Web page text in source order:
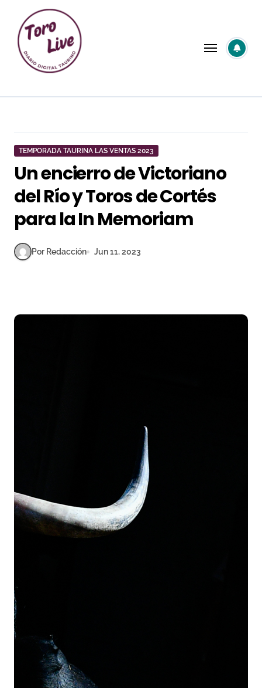
contenido
TEMPORADA TAURINA LAS VENTAS 2023
Un encierro de Victoriano
del Río y Toros de Cortés
para la In Memoriam
Por Redacción Jun 11, 2023